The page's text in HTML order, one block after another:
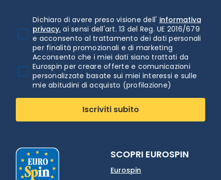
Dichiaro di avere preso visione dell' informativa
privacy. ai sensi dell'art. 13 del Reg. UE 2016/679
e acconsento al trattamento dei dati personali
per finalità promozionali e di marketing
Acconsento che i miei dati siano trattati da
Eurospin per creare offerte e comunicazioni
personalizzate basate sui miei interessi e sulle
mie abitudini di acquisto (profilazione)
Iscriviti subito
SCOPRI EUROSPIN
Eurospin